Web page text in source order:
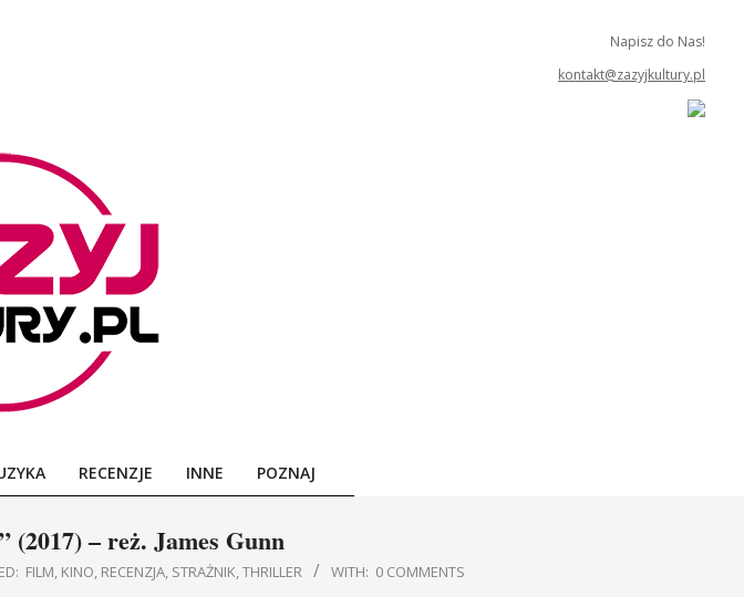
Napisz do Nas!
kontakt@zazyjkultury.pl
RECENZJE INNE POZNAJ
– reż. James Gunn
FILM, KINO, RECENZJA, STRAŻNIK,THRILLER WITH: 0 COMMENTS